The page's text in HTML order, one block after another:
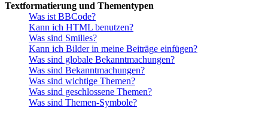
Textformatierung und Thementypen
Was ist BBCode?
Kann ich HTML benutzen?
Was sind Smilies?
Kann ich Bilder in meine Beiträge einfügen?
Was sind globale Bekanntmachungen?
Was sind Bekanntmachungen?
Was sind wichtige Themen?
Was sind geschlossene Themen?
Was sind Themen-Symbole?